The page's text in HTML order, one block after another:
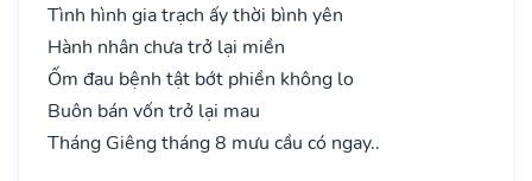
Tình hình gia trạch ấy thời bình yên
Hành nhân chưa trở lại miền
Ốm đau bệnh tật bớt phiền không lo
Buôn bán vốn trở lại mau
Tháng Giêng tháng 8 mưu cầu có ngay..